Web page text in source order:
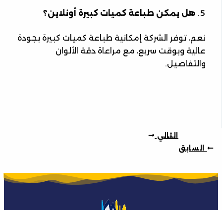
هل يمكن طباعة كميات كبيرة أونلاين؟
نعم، توفر الشركة إمكانية طباعة كميات كبيرة بجودة
عالية وبوقت سريع، مع مراعاة دقة الألوان
والتفاصيل.
السابق
التالي